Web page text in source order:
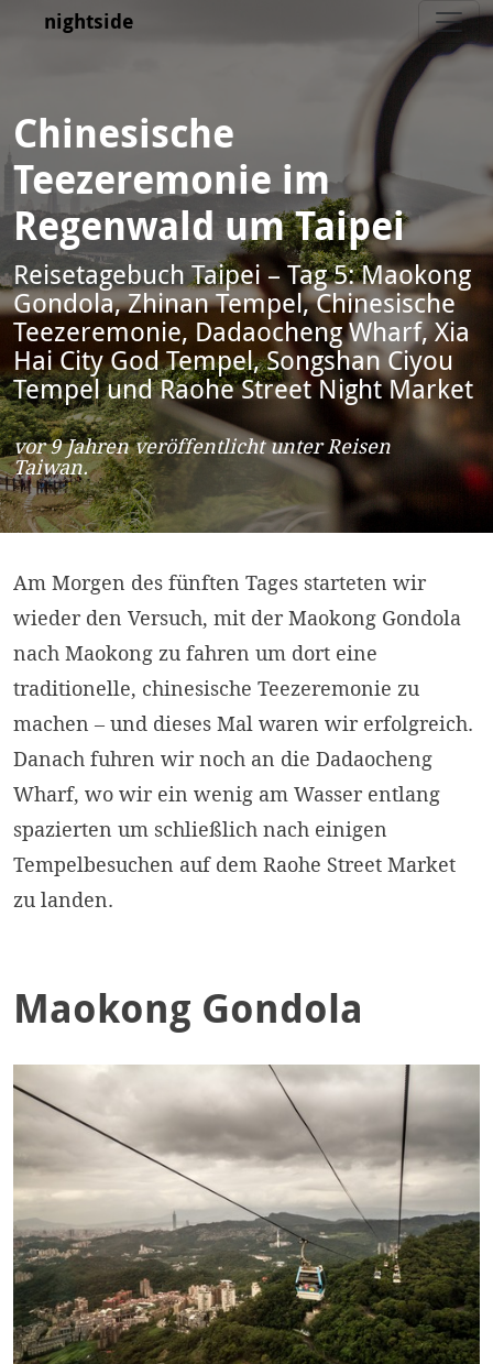
nightside
Chinesische
Teezeremonie im
Regenwald um Taipei
Reisetagebuch Taipei – Tag 5: Maokong
Gondola, Zhinan Tempel, Chinesische
Teezeremonie, Dadaocheng Wharf, Xia
Hai City God Tempel, Songshan Ciyou
Tempel und Raohe Street Night Market
vor 9 Jahrenveröffentlicht unterReisen
Taiwan.
Am Morgen des fünften Tages starteten wir
wieder den Versuch, mit der Maokong Gondola
nach Maokong zu fahren um dort eine
traditionelle, chinesische Teezeremonie zu
machen – und dieses Mal waren wir erfolgreich.
Danach fuhren wir noch an die Dadaocheng
Wharf, wo wir ein wenig am Wasser entlang
spazierten um schließlich nach einigen
Tempelbesuchen auf dem Raohe Street Market
zu landen.
Maokong Gondola